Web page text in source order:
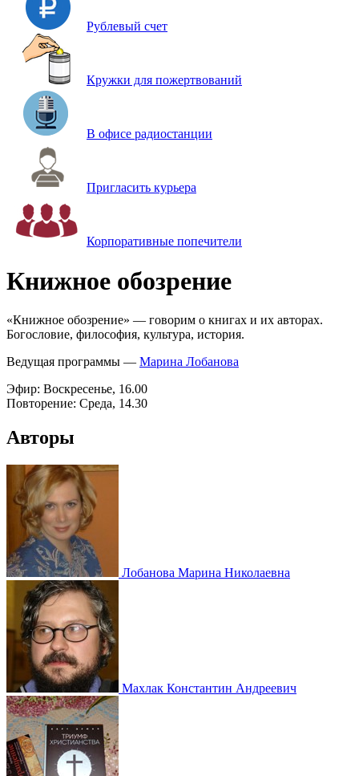
Рублевый счет
Кружки для пожертвований
В офисе радиостанции
Пригласить курьера
Корпоративные попечители
Книжное обозрение
«Книжное обозрение» — говорим о книгах и их авторах.
Богословие, философия, культура, история.
Ведущая программы — Марина Лобанова
Эфир: Воскресенье, 16.00
Повторение: Среда, 14.30
Авторы
Лобанова Марина Николаевна
Махлак Константин Андреевич